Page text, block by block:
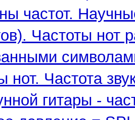
частот.
Частоты нот
нот. Частота
гитары -